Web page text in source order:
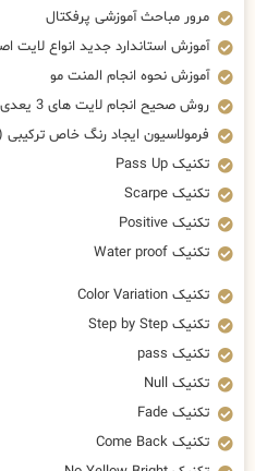
مرور مباحث آموزشی پرفکتال
آموزش استاندارد جدید انواع لایت
آموزش نحوه انجام المنت مو
روش صحیح انجام لایت های 3 یعدی
فرمولاسیون ایجاد رنگ خاص ترکیبی (متد
تکنیک Pass Up
تکنیک Scarpe
تکنیک Positive
تکنیک Water proof
تکنیک Color Variation
تکنیک Step by Step
تکنیک pass
تکنیک Null
تکنیک Fade
تکنیک Come Back